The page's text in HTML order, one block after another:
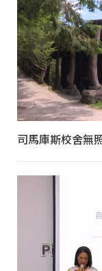
司馬庫斯校舍無